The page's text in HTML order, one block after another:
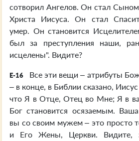
сотворил Ангелов. Он стал
Христа Иисуса. Он стал
умер. Он становится
был за преступления наши,
исцелены". Видите?
E-16
Все эти вещи – атрибуты
– в конце, в Библии сказано,
что Я в Отце, Отец во Мне; Я в
Бог становится осязаемым.
вы со своим мужем – это просто
и Его Жены, Церкви. Видите,